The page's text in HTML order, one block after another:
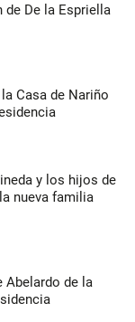
de De la Espriella
Casa de Nariño
y los hijos de
nueva familia
Abelardo de la